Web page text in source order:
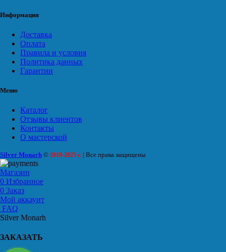
Информация
Доставка
Оплата
Правила и условия
Политика данных
Гарантии
Меню
Каталог
Отзывы клиентов
Контакты
О мастерской
Silver Monarh © 2019-2025 г. | Все права защищены
Магазин
0 Избранное
0 Заказ
Мой аккаунт
FAQ
Silver Monarh
ЗАКАЗАТЬ